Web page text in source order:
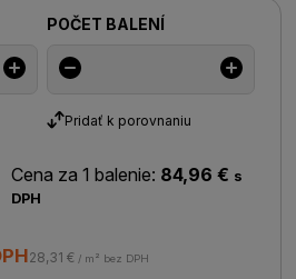
POČET BALENÍ
Pridať k porovnaniu
Cena za 1 balenie: 84,96 € s
DPH
28,31 € / m² bez DPH